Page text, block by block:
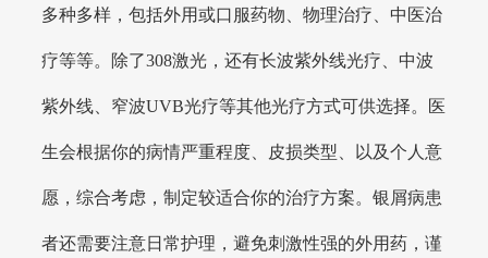
多种多样，包括外用或口服药物、物理治疗、中医治
疗等等。除了308激光，还有长波紫外线光疗、中波
紫外线、窄波UVB光疗等其他光疗方式可供选择。医
生会根据你的病情严重程度、皮损类型、以及个人意
愿，综合考虑，制定较适合你的治疗方案。银屑病患
者还需要注意日常护理，避免刺激性强的外用药，谨